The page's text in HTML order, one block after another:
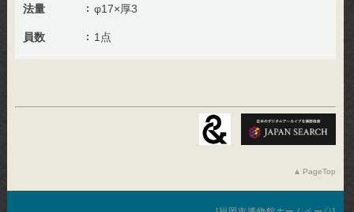
法量 φ17×厚3
員数 1点
PageTop